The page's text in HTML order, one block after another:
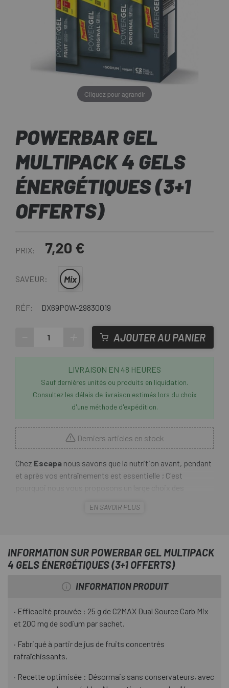
Cliquez pour agrandir
POWERBAR GEL
MULTIPACK 4 GELS
ÉNERGÉTIQUES (3+1
OFFERTS)
PRIX: 7,20 €
SAVEUR: Mix
RÉF: DX69POW-29830019
AJOUTER AU PANIER
LIVRAISON EN 48 HEURES
Sauf dernières unités ou produits en liquidation.
Consultez les délais de livraison estimés lors du choix
d'une méthode d'expédition.
Derniers articles en stock
Chez Escapa nous savons que la nutrition avant, pendant
et après vos entraînements est essentielle ; C'est
pourquoi nous vous proposons un large choix des
Powergel Fruit ne contient aucun conservateur et est
fabriqué à partir de jus de fruits concentrés
rafraîchissants. En plus du sodium, ils contiennent du
C2MAX, un rapport spécial 2:1 de sources de fructose et
de glucose développé grâce à la recherche scientifique. Ils
se distinguent par leur consistance facile à ingérer, leur
saveur délicieuse et par le fait qu'ils ne contiennent aucun
des 14 principaux allergènes, arômes artificiels ou
conservateurs.
EN SAVOIR PLUS
INFORMATION SUR POWERBAR GEL MULTIPACK
4 GELS ÉNERGÉTIQUES (3+1 OFFERTS)
INFORMATION PRODUIT
· Efficacité prouvée : 25 g de C2MAX Dual Source Carb Mix
et 200 mg de sodium par sachet.
· Fabriqué à partir de jus de fruits concentrés
rafraîchissants.
· Recette optimisée : Désormais sans conservateurs, avec